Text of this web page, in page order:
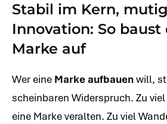
Stabil im Kern,
Innovation: So baust
Marke auf
Wer eine Marke aufbauenwill,
scheinbaren Widerspruch. Zu
eine Marke veralten. Zu viel